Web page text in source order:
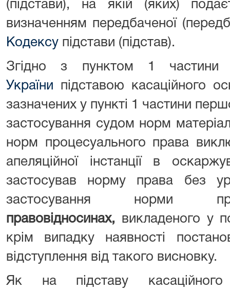
(підстави), на якій (яких)
визначенням передбаченої
Кодексу підстави (підстав).
Згідно з пунктом 1 частини
України підставою касаційного
зазначених у пункті 1 частини
застосування судом норм
норм процесуального права
апеляційної інстанції в
застосував норму права без
застосування
правовідносинах, викладеного у
крім випадку наявності
відступлення від такого висновку.
Як на підставу